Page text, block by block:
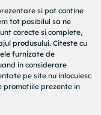
kg
si pot contine
tot posibilul sa ne
corecte si complete,
produsului. Citeste cu
furnizate de
in considerare
pe site nu inlocuiesc
promotiile prezente in